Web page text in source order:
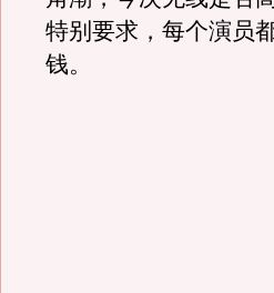
特别要求，每个演员
钱。